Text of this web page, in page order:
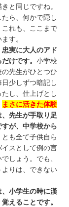
と同じですね。
ら、何かで隠し
れも、ここまで
す。
実に大人のアド
けです。 小学校
先生がひとつひ
少しずつ暗記し
し、仕上げとし
まさに活きた体験
先生が手取り足
が、中学校から
も全て子供自ら
スとして例の言
しょう。でも、
りは、できない
小学生の時に漢
覚えることです。